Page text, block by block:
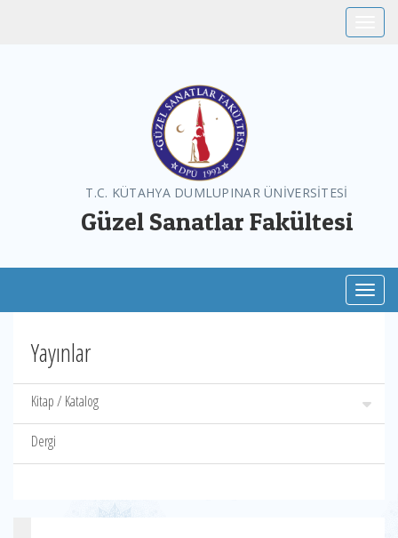
T.C. KÜTAHYA DUMLUPINAR ÜNİVERSİTESİ
Güzel Sanatlar Fakültesi
Yayınlar
Kitap / Katalog
Dergi